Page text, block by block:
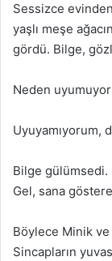
Sessizce
yaşlı meşe
gördü. Bilge,
Neden
Uyuyamıyorum,
Bilge gülümsedi.
Gel, sana
Böylece Minik ve
Sincapların